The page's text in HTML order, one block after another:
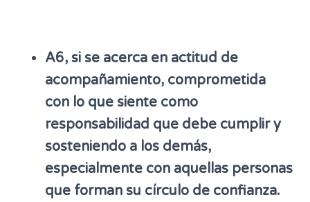
A6, si se acerca en actitud de
acompañamiento, comprometida
con lo que siente como
responsabilidad que debe cumplir y
sosteniendo a los demás,
especialmente con aquellas personas
que forman su círculo de confianza.